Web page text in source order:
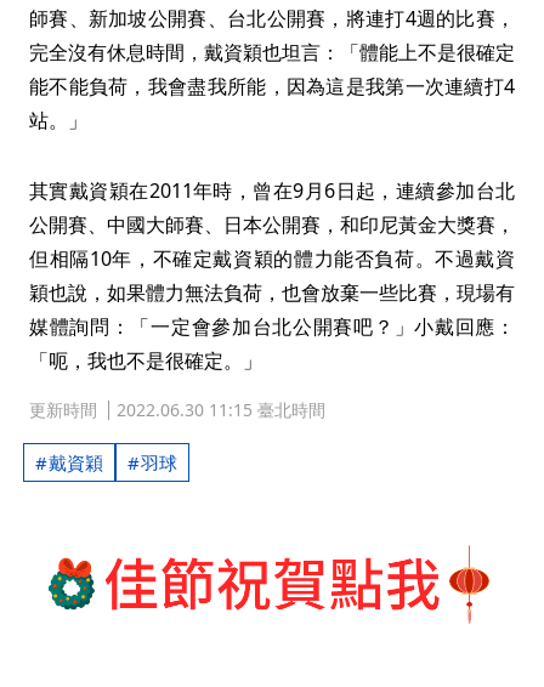
師賽、新加坡公開賽、台北公開賽，將連打4週的比賽，
完全沒有休息時間，戴資穎也坦言：「體能上不是很確定
能不能負荷，我會盡我所能，因為這是我第一次連續打4
站。」
其實戴資穎在2011年時，曾在9月6日起，連續參加台北
公開賽、中國大師賽、日本公開賽，和印尼黃金大獎賽，
但相隔10年，不確定戴資穎的體力能否負荷。不過戴資
穎也說，如果體力無法負荷，也會放棄一些比賽，現場有
媒體詢問：「一定會參加台北公開賽吧？」小戴回應：
「呃，我也不是很確定。」
更新時間 2022.06.30 11:15 臺北時間
戴資穎 羽球